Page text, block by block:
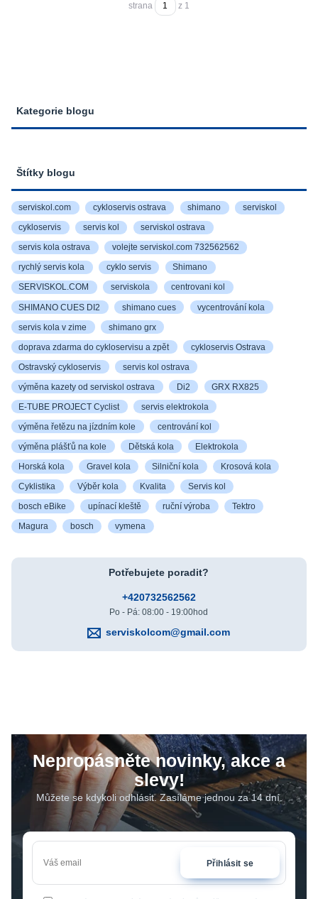
Kategorie blogu
Štítky blogu
serviskol.com cykloservis ostrava shimano serviskol
cykloservis servis kol serviskol ostrava
servis kola ostrava volejte serviskol.com 732562562
rychlý servis kola cyklo servis Shimano
SERVISKOL.COM serviskola centrovani kol
SHIMANO CUES DI2 shimano cues vycentrování kola
servis kola v zime shimano grx
doprava zdarma do cykloservisu a zpět cykloservis Ostrava
Ostravský cykloservis servis kol ostrava
výměna kazety od serviskol ostrava Di2 GRX RX825
E-TUBE PROJECT Cyclist servis elektrokola
výměna řetězu na jízdním kole centrování kol
výměna plášťů na kole Dětská kola Elektrokola
Horská kola Gravel kola Silniční kola Krosová kola
Cyklistika Výběr kola Kvalita Servis kol
bosch eBike upínací kleště ruční výroba Tektro
Magura bosch vymena
Potřebujete poradit?
+420732562562
Po - Pá: 08:00 - 19:00hod
serviskolcom@gmail.com
strana z 1
Nepropásněte novinky, akce a
slevy!
Můžete se kdykoli odhlásit. Zasíláme jednou za 14 dní.
Přihlásit se